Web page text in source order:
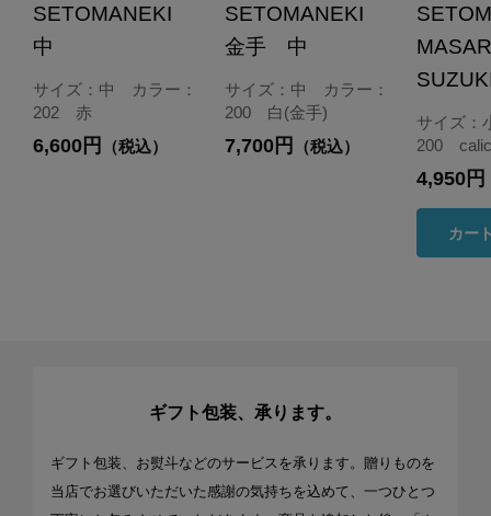
SETOMANEKI
中
サイズ：中 カラー：
202 赤
6,600円 （税込）
SETOMANEKI
金手 中
サイズ：中 カラー：
200 白(金手)
7,700円 （税込）
サイズ
200
4,950円
カー
ギフト包装、承ります。
ギフト包装、お熨斗などのサービスを承ります。贈りものを
当店でお選びいただいた感謝の気持ちを込めて、一つひとつ